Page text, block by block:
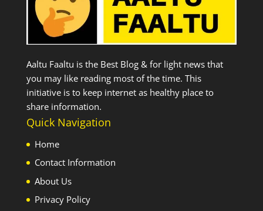
Aaltu Faaltu is the Best Blog & for light news that
you may like reading most of the time. This
initiative is to keep internet as healthy place to
share information.
Quick Navigation
Home
Contact Information
About Us
Privacy Policy